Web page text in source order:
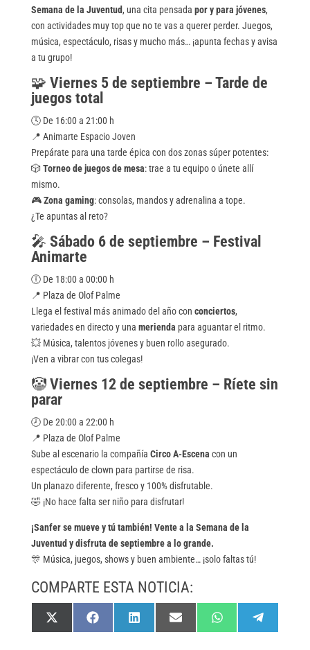
Semana de la Juventud, una cita pensada por y para jóvenes,
con actividades muy top que no te vas a querer perder. Juegos,
música, espectáculo, risas y mucho más… ¡apunta fechas y avisa
a tu grupo!
🧩 Viernes 5 de septiembre – Tarde de
juegos total
🕓 De 16:00 a 21:00 h
📍 Animarte Espacio Joven
Prepárate para una tarde épica con dos zonas súper potentes:
🎲 Torneo de juegos de mesa: trae a tu equipo o únete allí
mismo.
🎮Zona gaming: consolas, mandos y adrenalina a tope.
¿Te apuntas al reto?
🎤 Sábado 6 de septiembre – Festival
Animarte
🕕 De 18:00 a 00:00 h
📍 Plaza de Olof Palme
Llega el festival más animado del año con conciertos,
variedades en directo y una merienda para aguantar el ritmo.
💥 Música, talentos jóvenes y buen rollo asegurado.
¡Ven a vibrar con tus colegas!
🤡 Viernes 12 de septiembre – Ríete sin
parar
🕗 De 20:00 a 22:00 h
📍 Plaza de Olof Palme
Sube al escenario la compañía Circo A-Escena con un
espectáculo de clown para partirse de risa.
Un planazo diferente, fresco y 100% disfrutable.
🤣 ¡No hace falta ser niño para disfrutar!
¡Sanfer se mueve y tú también! Vente a la Semana de la
Juventud y disfruta de septiembre a lo grande.
🎊 Música, juegos, shows y buen ambiente… ¡solo faltas tú!
COMPARTE ESTA NOTICIA:
Compartir
en
X
(
Compartir
en
F
a
Compartir
en
L
i
Compartir
en
E
m
Compartir
en
W
h
Compartir
en
e